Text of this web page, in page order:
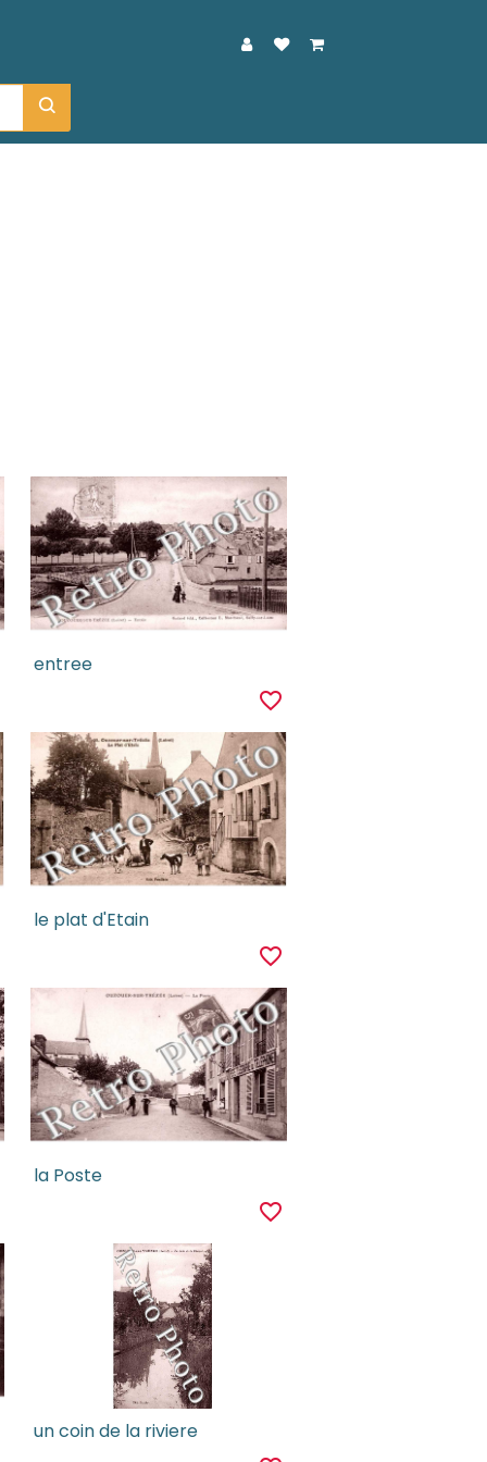
entree
favorite_border
le plat d'Etain
favorite_border
la Poste
favorite_border
un coin de la riviere